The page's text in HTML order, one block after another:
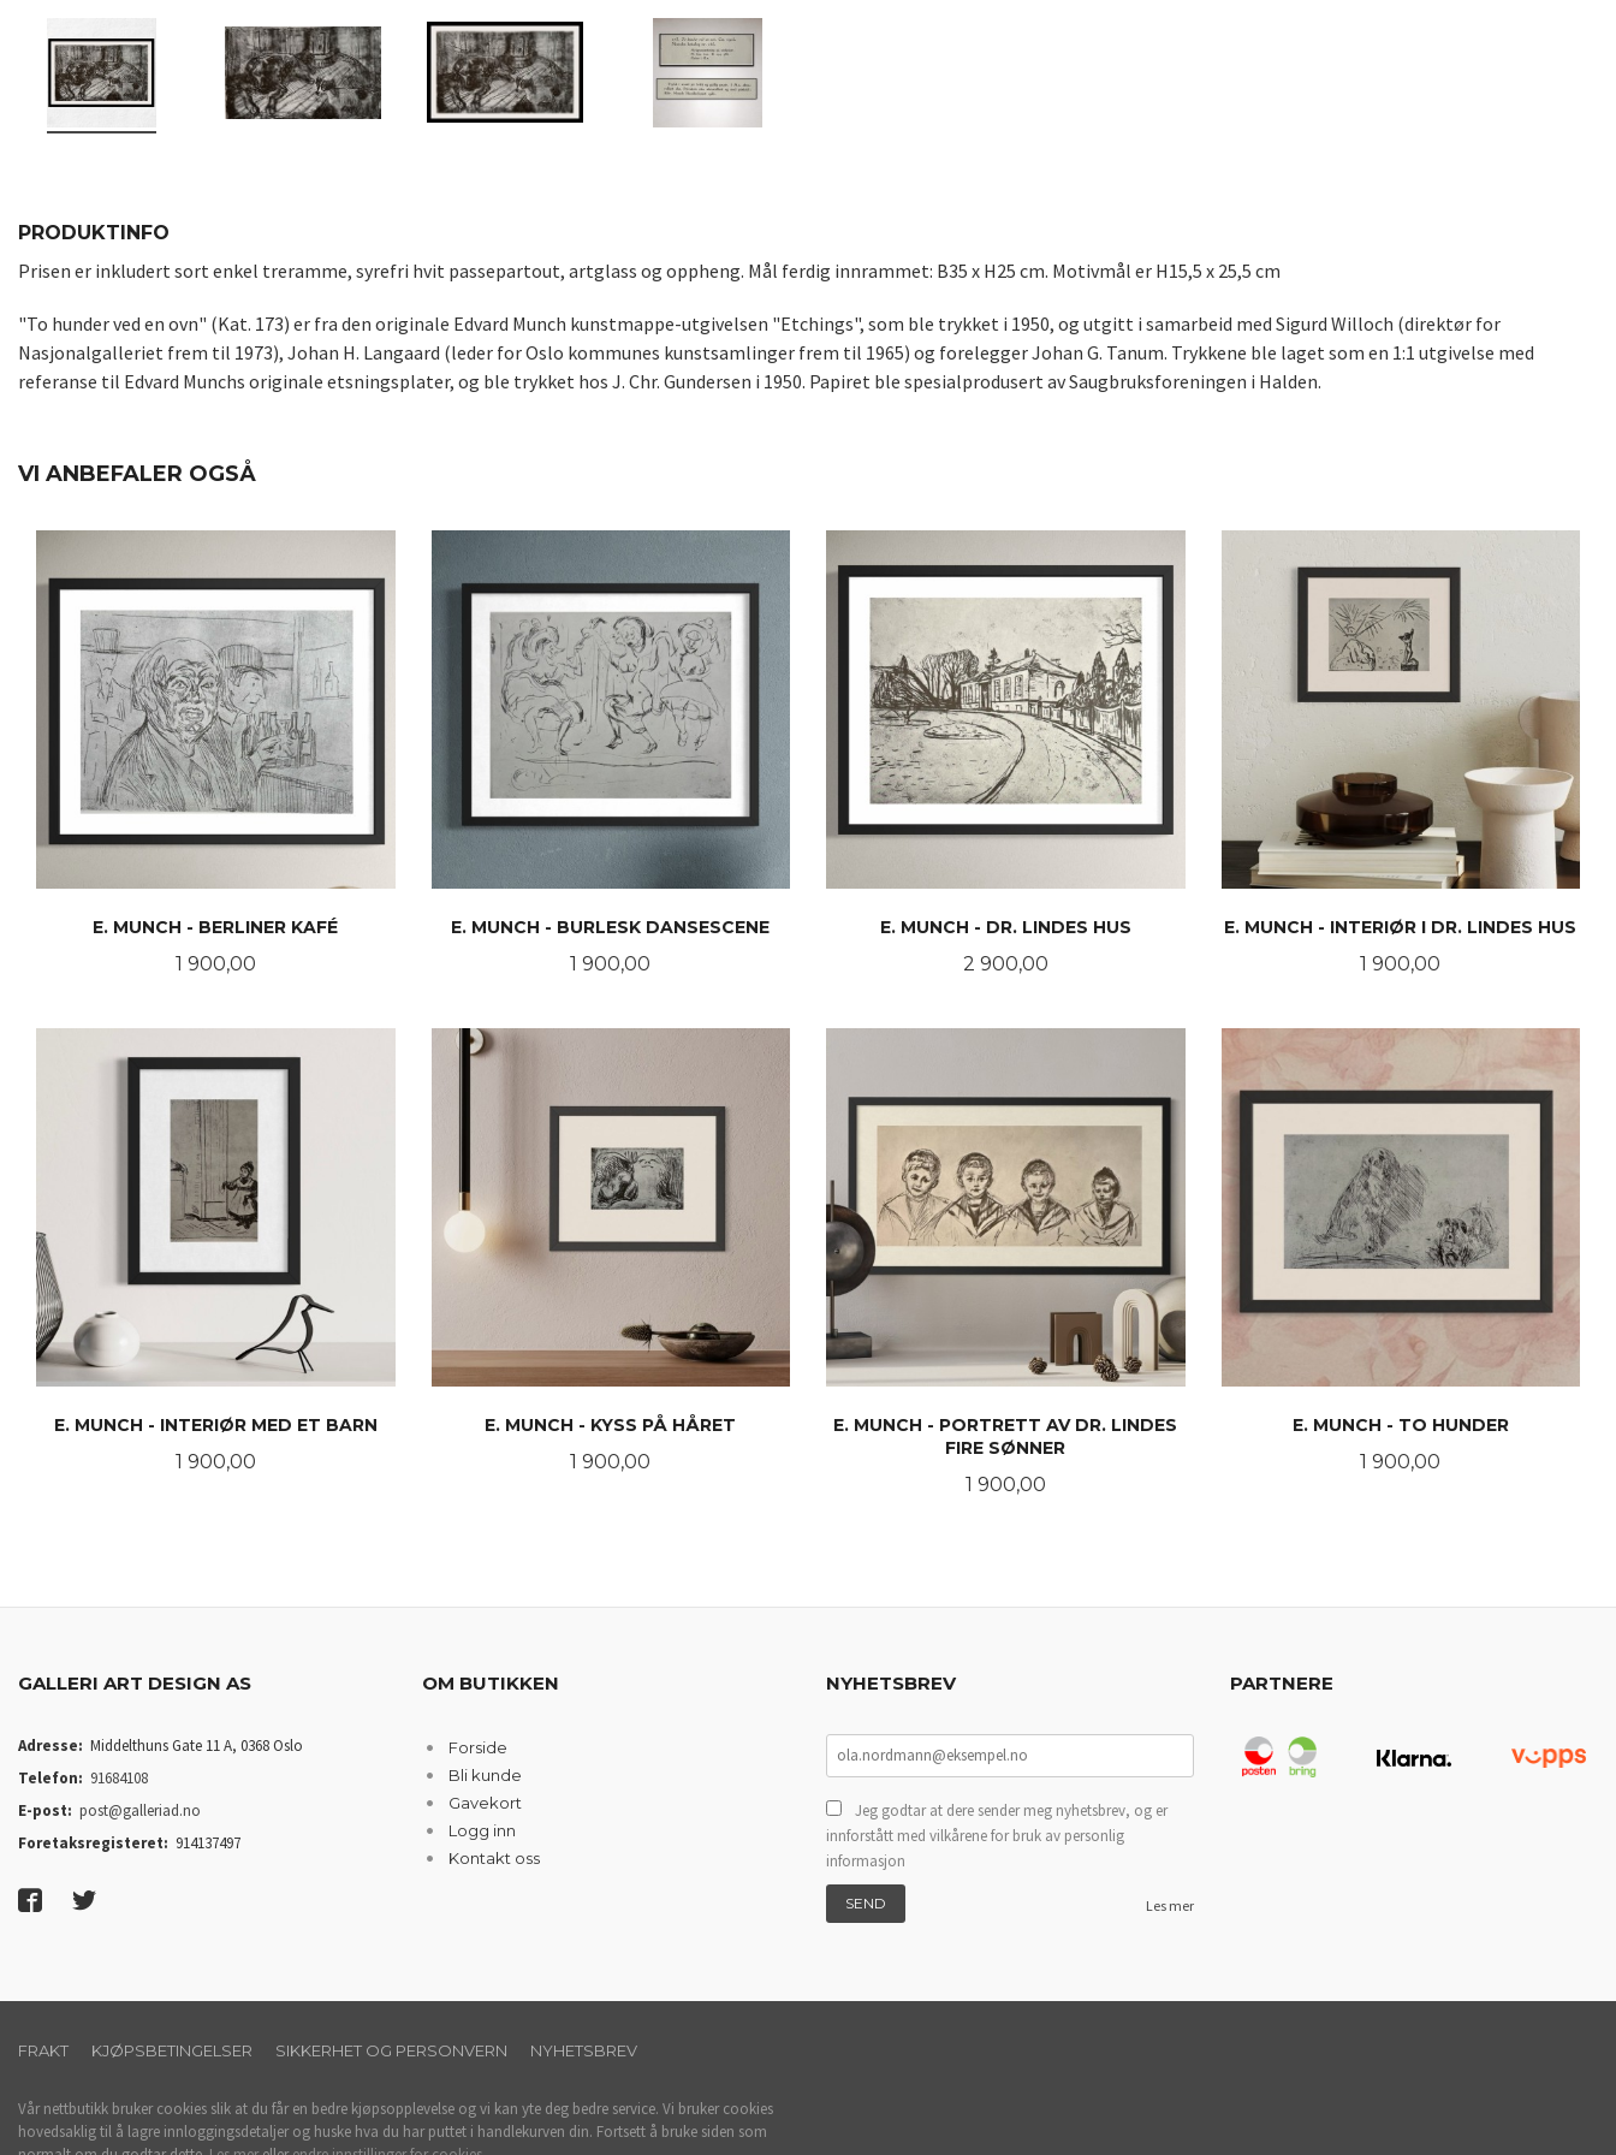
PRODUKTINFO
Prisen er inkludert sort enkel treramme, syrefri hvit passepartout, artglass og oppheng. Mål ferdig innrammet: B35 x H25 cm. Motivmål er H15,5 x 25,5 cm
"To hunder ved en ovn" (Kat. 173) er fra den originale Edvard Munch kunstmappe-utgivelsen "Etchings", som ble trykket i 1950, og utgitt i samarbeid med Sigurd Willoch (direktør for
Nasjonalgalleriet frem til 1973), Johan H. Langaard (leder for Oslo kommunes kunstsamlinger frem til 1965) og forelegger Johan G. Tanum. Trykkene ble laget som en 1:1 utgivelse med
referanse til Edvard Munchs originale etsningsplater, og ble trykket hos J. Chr. Gundersen i 1950. Papiret ble spesialprodusert av Saugbruksforeningen i Halden.
VI ANBEFALER OGSÅ
E. MUNCH - BERLINER KAFÉ
Pris
1 900,00
E. MUNCH - BURLESK DANSESCENE
Pris
1 900,00
E. MUNCH - DR. LINDES HUS
Pris
2 900,00
E. MUNCH - INTERIØR I DR. LINDES HUS
Pris
1 900,00
E. MUNCH - INTERIØR MED ET BARN
Pris
1 900,00
E. MUNCH - KYSS PÅ HÅRET
Pris
1 900,00
E. MUNCH - PORTRETT AV DR. LINDES
FIRE SØNNER
Pris
1 900,00
E. MUNCH - TO HUNDER
Pris
1 900,00
GALLERI ART DESIGN AS
Adresse: Middelthuns Gate 11 A, 0368 Oslo
Telefon: 91684108
E-post: post@galleriad.no
Foretaksregisteret: 914137497
OM BUTIKKEN
Forside
Bli kunde
Gavekort
Logg inn
Kontakt oss
NYHETSBREV
Jeg godtar at dere sender meg nyhetsbrev, og er
innforstått med vilkårene for bruk av personlig
informasjon
Les mer
PARTNERE
FRAKT KJØPSBETINGELSER SIKKERHET OG PERSONVERN NYHETSBREV
Vår nettbutikk bruker cookies slik at du får en bedre kjøpsopplevelse og vi kan yte deg bedre service. Vi bruker cookies
hovedsaklig til å lagre innloggingsdetaljer og huske hva du har puttet i handlekurven din. Fortsett å bruke siden som